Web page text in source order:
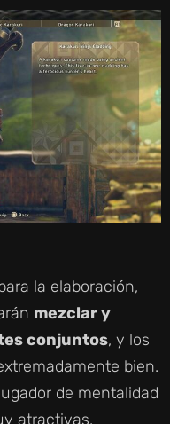
la elaboración,
mezclar y
conjuntos, y los
bien.
de mentalidad
atractivas.